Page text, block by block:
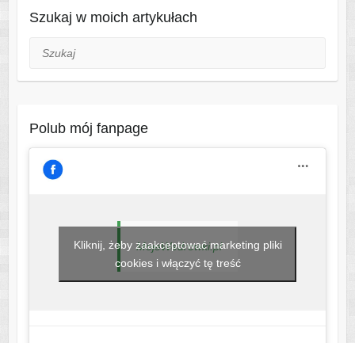
Szukaj w moich artykułach
Szukaj
Polub mój fanpage
MojeWedrowki.pl
Kliknij, żeby zaakceptować marketing pliki
cookies i włączyć tę treść